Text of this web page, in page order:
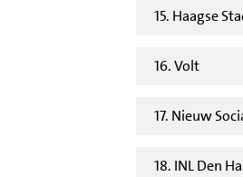
15. Haagse
16. Volt
17. Nieuw
18. INL Den